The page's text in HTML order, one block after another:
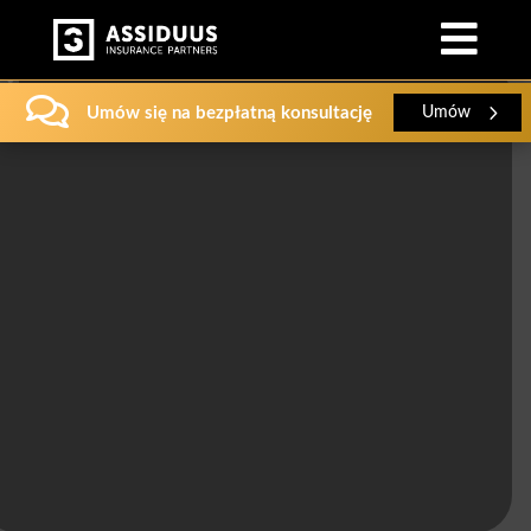

 Umów się na bezpłatną konsultację Umów